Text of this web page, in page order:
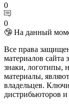
0
0
🤥 На данный
Все права
материалов
знаки, логотипы,
материалы,
владельцев.
дистрибьюторов и